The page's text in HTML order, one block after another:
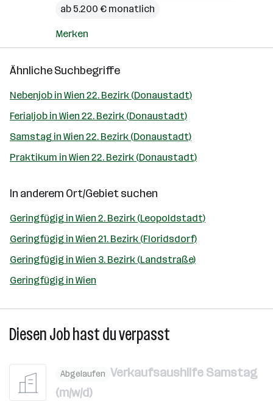
ab 5.200 € monatlich
Merken
Ähnliche Suchbegriffe
Nebenjob in Wien 22. Bezirk (Donaustadt)
Ferialjob in Wien 22. Bezirk (Donaustadt)
Samstag in Wien 22. Bezirk (Donaustadt)
Praktikum in Wien 22. Bezirk (Donaustadt)
In anderem Ort/Gebiet suchen
Geringfügig in Wien 2. Bezirk (Leopoldstadt)
Geringfügig in Wien 21. Bezirk (Floridsdorf)
Geringfügig in Wien 3. Bezirk (Landstraße)
Geringfügig in Wien
Diesen Job hast du verpasst
Abgelaufen Verkaufsaushilfe Samstag
(m/w/d)